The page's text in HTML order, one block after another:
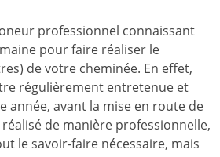
professionnel connaissant
pour faire réaliser le
de votre cheminée. En effet,
régulièrement entretenue et
année, avant la mise en route de
de manière professionnelle,
le savoir-faire nécessaire, mais